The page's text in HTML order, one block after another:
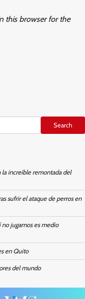
this browser for the
Search
la increíble remontada del
sufrir el ataque de perros en
no jugamos es medio
en Quito
del mundo